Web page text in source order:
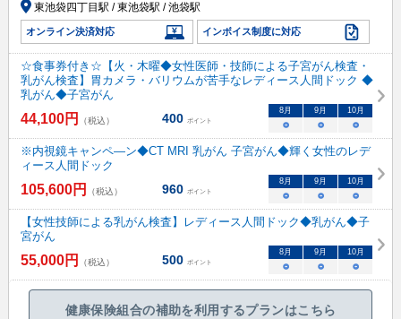
東池袋四丁目駅 / 東池袋駅 / 池袋駅
オンライン決済対応 インボイス制度に対応
☆食事券付き☆【火・木曜◆女性医師・技師による子宮がん検査・
乳がん検査】胃カメラ・バリウムが苦手なレディース人間ドック ◆
乳がん◆子宮がん
44,100円 （税込） 400 ポイント
8月 9月 10月
○ ○ ○
※内視鏡キャンペ―ン◆CT MRI 乳がん 子宮がん◆輝く女性のレデ
ィース人間ドック
105,600円 （税込） 960 ポイント
8月 9月 10月
○ ○ ○
【女性技師による乳がん検査】レディース人間ドック◆乳がん◆子
宮がん
55,000円 （税込） 500 ポイント
8月 9月 10月
○ ○ ○
健康保険組合の補助を利用するプランはこちら